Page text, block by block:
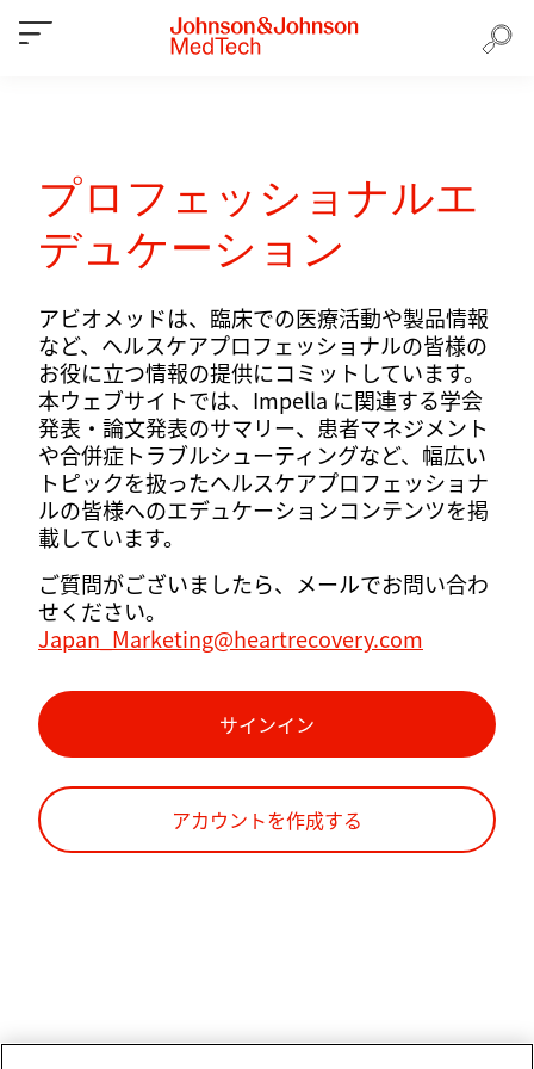
プロフェッショナルエ
デュケーション
アビオメッドは、臨床での医療活動や製品情報
など、ヘルスケアプロフェッショナルの皆様の
お役に立つ情報の提供にコミットしています。
本ウェブサイトでは、Impella に関連する学会
発表・論文発表のサマリー、患者マネジメント
や合併症トラブルシューティングなど、幅広い
トピックを扱ったヘルスケアプロフェッショナ
ルの皆様へのエデュケーションコンテンツを掲
載しています。
ご質問がございましたら、メールでお問い合わ
せください。
Japan_Marketing@heartrecovery.com